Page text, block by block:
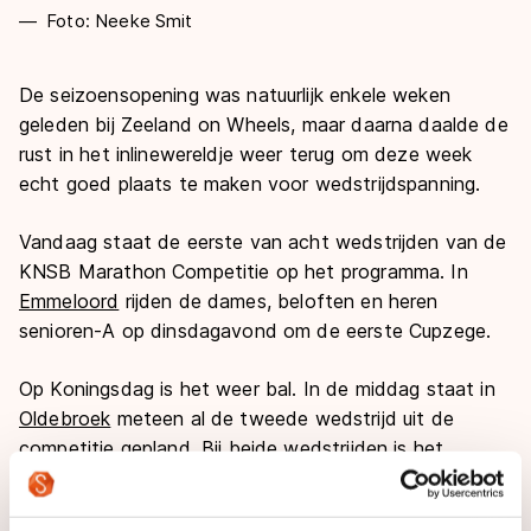
Foto: Neeke Smit
De seizoensopening was natuurlijk enkele weken
geleden bij Zeeland on Wheels, maar daarna daalde de
rust in het inlinewereldje weer terug om deze week
echt goed plaats te maken voor wedstrijdspanning.
Vandaag staat de eerste van acht wedstrijden van de
KNSB Marathon Competitie op het programma. In
Emmeloord rijden de dames, beloften en heren
senioren-A op dinsdagavond om de eerste Cupzege.
Op Koningsdag is het weer bal. In de middag staat in
Oldebroek meteen al de tweede wedstrijd uit de
competitie gepland. Bij beide wedstrijden is het
deelnemersveld veelbelovend.